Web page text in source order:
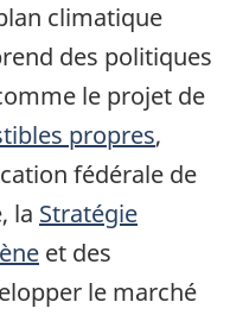
climatique
des politiques
le projet de
propres,
fédérale de
la Stratégie
et des
le marché